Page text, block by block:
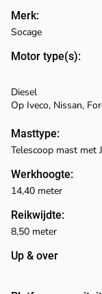
Merk:
Masttype:
Werkhoogte:
Reikwijdte:
Up & over
Motor type(s):
Socage
Telescoop mast met
14,40 meter
8,50 meter
Diesel
Op Iveco, Nissan,